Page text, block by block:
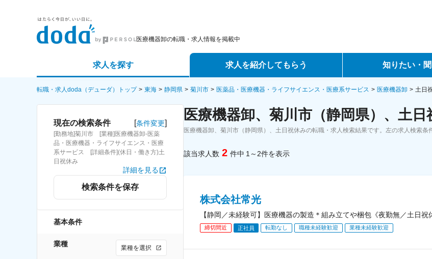
医療機器卸の転職・求人情報を掲載中
求人を探す
詳細条件から探す
求人特集から探す
求人を紹介してもらう
エージェントサービス
スカウトサービス
知りたい・
転職ノウハウ
データで見る転職
転職・求人doda（デューダ）トップ 東海 静岡県 菊川市 医薬品・医療機器・ライフサイエンス・医療系サービス 医療機器卸 土日
現在の検索条件 [条件変更]
[勤務地]菊川市 [業種]医療機器卸-医薬
品・医療機器・ライフサイエンス・医療
系サービス [詳細条件](休日・働き方)土
日祝休み
詳細を見る
検索条件を保存
基本条件
業種 業種を選択
医療機器卸、菊川市（静岡県）、土
医療機器卸、菊川市（静岡県）、土日祝休みの転職・求人検索結果です。左の求人検索条
該当求人数 2 件中 1～2件を表示
株式会社常光
【静岡／未経験可】医療機器の製造＊組み立てや梱包《夜勤無／土日
締切間近 正社員 転勤なし 職種未経験歓迎 業種未経験歓迎